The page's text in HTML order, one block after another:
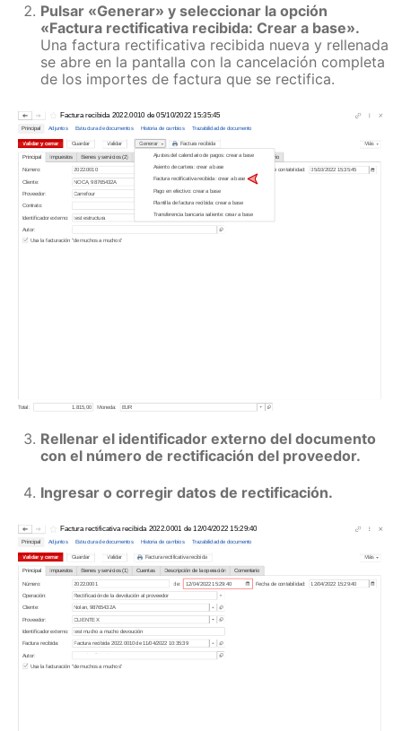
Pulsar «Generar» y seleccionar la opción
«Factura rectificativa recibida: Crear a base».
Una factura rectificativa recibida nueva y rellenada
se abre en la pantalla con la cancelación completa
de los importes de factura que se rectifica.
Rellenar el identificador externo del documento
con el número de rectificación del proveedor.
Ingresar o corregir datos de rectificación.